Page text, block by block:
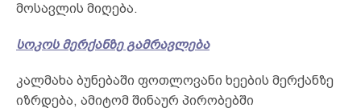
მოსავლის მიღება.
სოკოს მერქანზე გამრავლება
კალმახა ბუნებაში ფოთლოვანი ხეების მერქანზე
იზრდება, ამიტომ შინაურ პირობებში